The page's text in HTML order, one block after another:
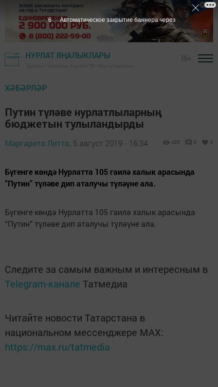
НУРЛАТ ЯҢАЛЫКЛАРЫ
ХӘБӘРЛӘР
Путин түләве нурлатлыларның
бюджетын тулыландырды
Маргарита Литта, 5 август 2019 - 16:34 435 0 0
Бүгенге көндә Нурлатта 105 гаилә халык арасында
“Путин” түләве дип аталучы түләүне ала.
Бүгенге көндә Нурлатта 105 гаилә халык арасында
“Путин” түләве дип аталучы түләүне ала.
Следите за самым важным и интересным в
Telegram-канале Татмедиа
Читайте новости Татарстана в
национальном мессенджере MАХ:
https://max.ru/tatmedia
5 Автоматическое закрытие баннера через